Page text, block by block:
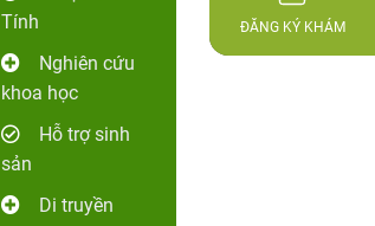
Tính
Nghiên cứu
khoa học
Hỗ trợ sinh
sản
Di truyền
ĐĂNG KÝ KHÁM